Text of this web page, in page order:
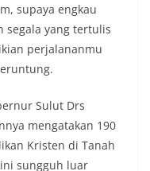
supaya engkau
segala yang tertulis
perjalananmu
Sulut Drs
mengatakan 190
Kristen di Tanah
sungguh luar